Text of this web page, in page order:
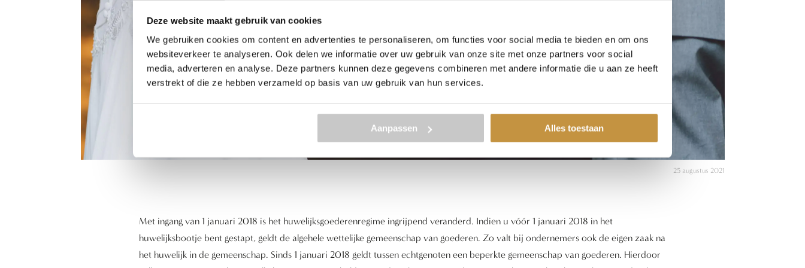
Deze website maakt gebruik van cookies
We gebruiken cookies om content en advertenties te personaliseren, om functies voor social media te bieden en om ons
websiteverkeer te analyseren. Ook delen we informatie over uw gebruik van onze site met onze partners voor social
media, adverteren en analyse. Deze partners kunnen deze gegevens combineren met andere informatie die u aan ze heeft
verstrekt of die ze hebben verzameld op basis van uw gebruik van hun services.
Aanpassen Alles toestaan
25 augustus 2021
Met ingang van 1 januari 2018 is het huwelijksgoederenregime ingrijpend veranderd. Indien u vóór 1 januari 2018 in het
huwelijksbootje bent gestapt, geldt de algehele wettelijke gemeenschap van goederen. Zo valt bij ondernemers ook de eigen zaak na
het huwelijk in de gemeenschap. Sinds 1 januari 2018 geldt tussen echtgenoten een beperkte gemeenschap van goederen. Hierdoor